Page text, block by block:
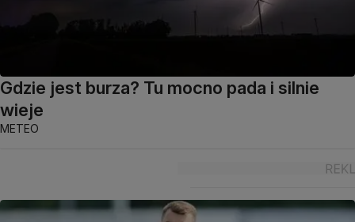
Gdzie jest burza? Tu mocno pada i silnie
wieje
METEO